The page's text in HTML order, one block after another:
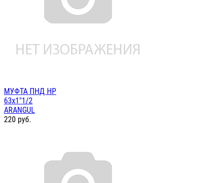
МУФТА ПНД НР
63х1"1/2
ARANGUL
220 руб.